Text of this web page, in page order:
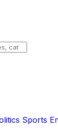
Sports